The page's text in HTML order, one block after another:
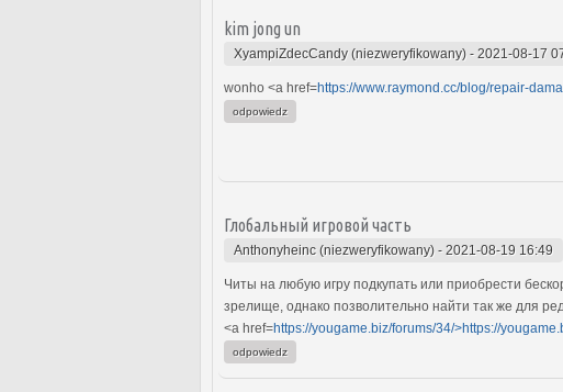
kim jong un
XyampiZdecCandy (niezweryfikowany) - 2021-08-17
wonho <a href=https://www.raymond.cc/blog/repair-
odpowiedz
Глобальный игровой часть
Anthonyheinc (niezweryfikowany) - 2021-08-19 16:49
Читы на любую игру подкупать или приобрести
зрелище, однако позволительно найти так же для
<a href=https://yougame.biz/forums/34/>https://
odpowiedz